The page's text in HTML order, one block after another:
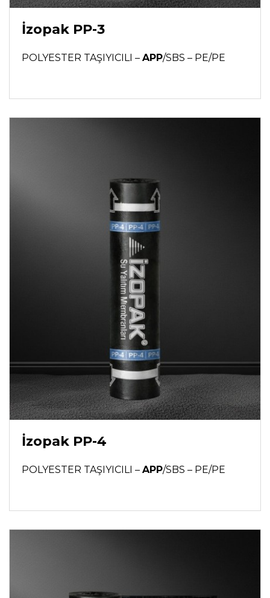
İzopak PP-3
POLYESTER TAŞIYICILI – APP/SBS – PE/PE
İzopak PP-4
POLYESTER TAŞIYICILI – APP/SBS – PE/PE